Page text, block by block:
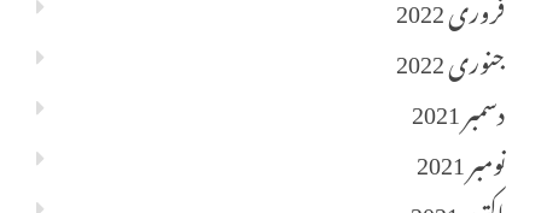
جنوری 2022
دسمبر 2021
نومبر 2021